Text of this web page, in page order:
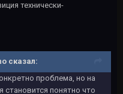
технически-
сказал:
проблема, но на
становится понятно что